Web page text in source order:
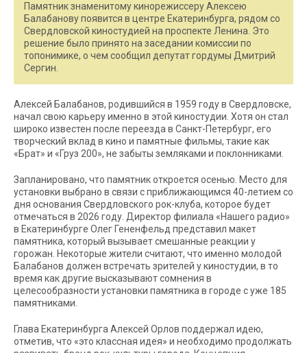
Памятник знаменитому кинорежиссеру Алексею
Балабанову появится в центре Екатеринбурга, рядом со
Свердловской киностудией на проспекте Ленина. Это
решение было принято на заседании комиссии по
топонимике, о чем сообщил депутат гордумы Дмитрий
Сергин.
Алексей Балабанов, родившийся в 1959 году в Свердловске,
начал свою карьеру именно в этой киностудии. Хотя он стал
широко известен после переезда в Санкт-Петербург, его
творческий вклад в кино и памятные фильмы, такие как
«Брат» и «Груз 200», не забыты земляками и поклонниками.
Запланировано, что памятник откроется осенью. Место для
установки выбрано в связи с приближающимся 40-летием со
дня основания Свердловского рок-клуба, которое будет
отмечаться в 2026 году. Директор филиала «Нашего радио»
в Екатеринбурге Олег Гененфельд представил макет
памятника, который вызывает смешанные реакции у
горожан. Некоторые жители считают, что именно молодой
Балабанов должен встречать зрителей у киностудии, в то
время как другие высказывают сомнения в
целесообразности установки памятника в городе с уже 185
памятниками.
Глава Екатеринбурга Алексей Орлов поддержал идею,
отметив, что «это классная идея» и необходимо продолжать